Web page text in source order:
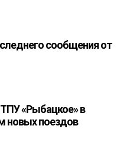
сообщения от
«Рыбацкое» в
новых поездов